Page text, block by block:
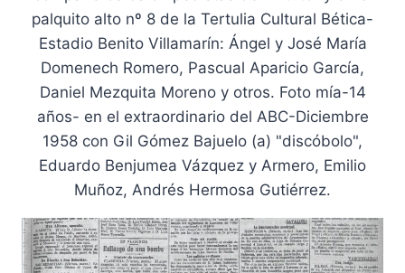
palquito alto nº 8 de la Tertulia Cultural Bética-
Estadio Benito Villamarín: Ángel y José María
Domenech Romero, Pascual Aparicio García,
Daniel Mezquita Moreno y otros. Foto mía-14
años- en el extraordinario del ABC-Diciembre
1958 con Gil Gómez Bajuelo (a) "discóbolo",
Eduardo Benjumea Vázquez y Armero, Emilio
Muñoz, Andrés Hermosa Gutiérrez.